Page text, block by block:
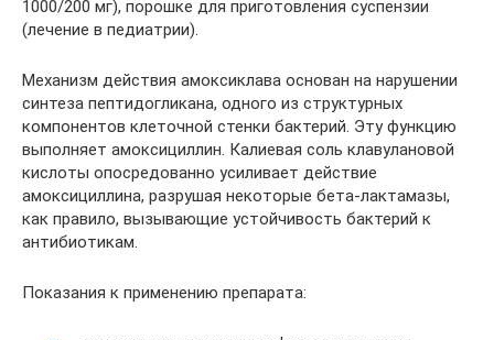
1000/200 мг), порошке для приготовления суспензии
(лечение в педиатрии).
Механизм действия амоксиклава основан на нарушении
синтеза пептидогликана, одного из структурных
компонентов клеточной стенки бактерий. Эту функцию
выполняет амоксициллин. Калиевая соль клавулановой
кислоты опосредованно усиливает действие
амоксициллина, разрушая некоторые бета-лактамазы,
как правило, вызывающие устойчивость бактерий к
антибиотикам.
Показания к применению препарата: